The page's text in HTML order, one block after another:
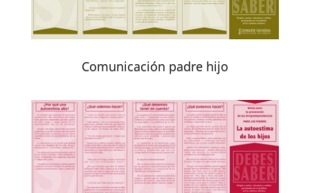
Comunicación padre hijo